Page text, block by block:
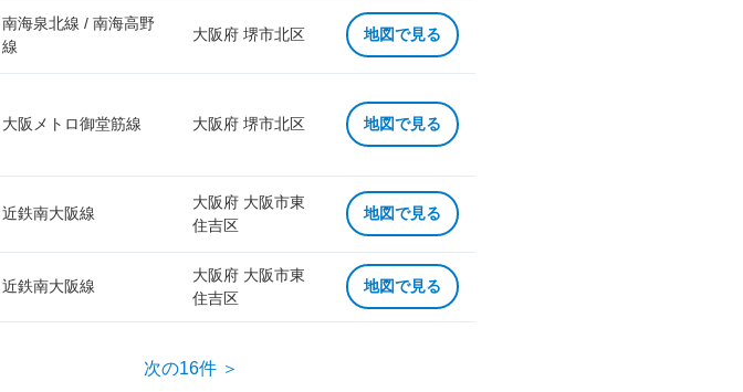
南海泉北線 / 南海高野
線
大阪府 堺市北区 地図で見る
大阪メトロ御堂筋線 大阪府 堺市北区 地図で見る
近鉄南大阪線
大阪府 大阪市東
住吉区
地図で見る
近鉄南大阪線
大阪府 大阪市東
住吉区
地図で見る
次の16件 ＞